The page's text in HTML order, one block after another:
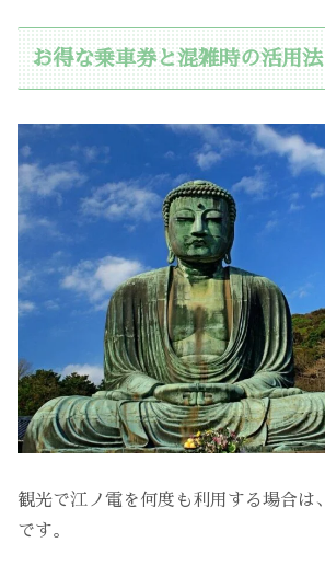
お得な乗車券と混雑時の活用法
観光で江ノ電を何度も利用する場合は、
です。